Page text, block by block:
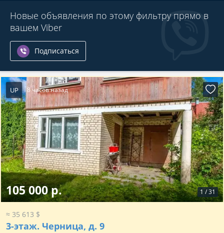
Новые объявления по этому фильтру прямо в
вашем Viber
Подписаться
UP 8 часов назад
1 /31
105 000 р.
≈ 35 613 $
3-этаж. Черница, д. 9